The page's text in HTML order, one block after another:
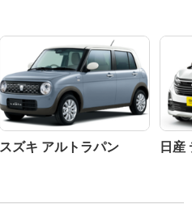
スズキ アルトラパン 日産